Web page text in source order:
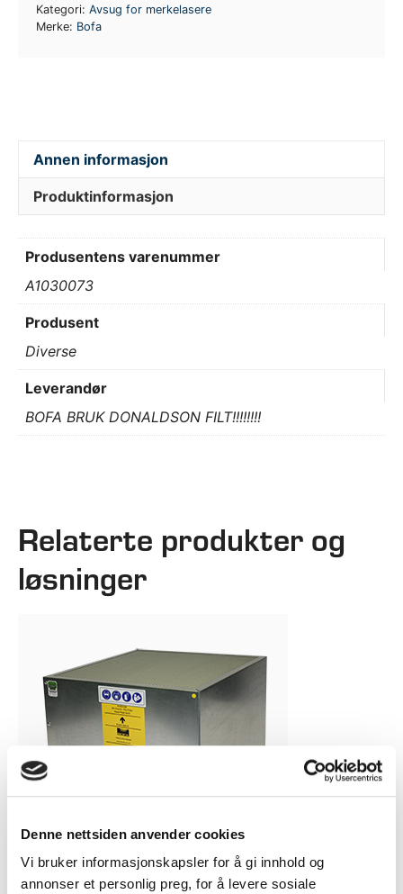
Denne nettsiden anvender cookies
Vi bruker informasjonskapsler for å gi innhold og
annonser et personlig preg, for å levere sosiale
Kategori: Avsug for merkelasere
Merke: Bofa
Annen informasjon
Produktinformasjon
Produsentens varenummer
A1030073
Produsent
Diverse
Leverandør
BOFA BRUK DONALDSON FILT!!!!!!!!
Relaterte produkter og
løsninger